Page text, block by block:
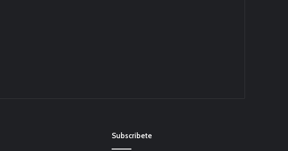
Subscribete